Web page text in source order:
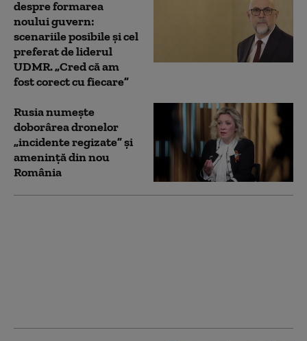
despre formarea
noului guvern:
scenariile posibile și cel
preferat de liderul
UDMR. „Cred că am
fost corect cu fiecare”
Rusia numește
doborârea dronelor
„incidente regizate” și
amenință din nou
România